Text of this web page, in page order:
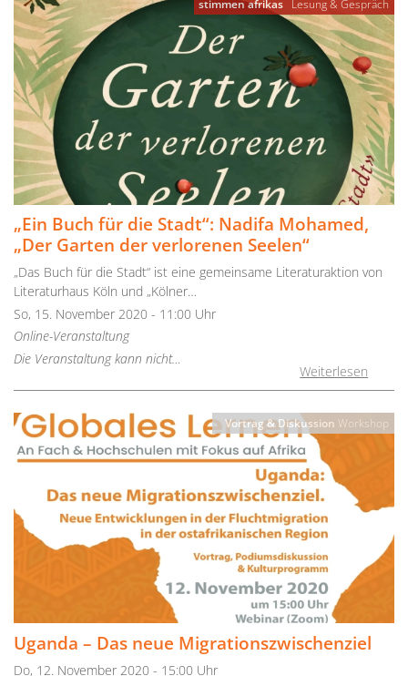
stimmen afrikas Lesung & Gespräch
„Ein Buch für die Stadt“: Nadifa Mohamed,
„Der Garten der verlorenen Seelen“
„Das Buch für die Stadt“ ist eine gemeinsame Literaturaktion von
Literaturhaus Köln und „Kölner…
So, 15. November 2020 - 11:00 Uhr
Online-Veranstaltung
Die Veranstaltung kann nicht…
Weiterlesen
Vortrag & Diskussion Workshop
Uganda – Das neue Migrationszwischenziel
Do, 12. November 2020 - 15:00 Uhr